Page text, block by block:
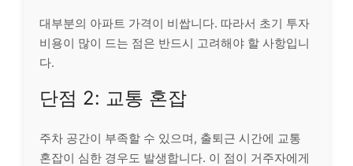
대부분의 아파트 가격이 비쌉니다. 따라서 초기 투자
비용이 많이 드는 점은 반드시 고려해야 할 사항입니
다.
단점 2: 교통 혼잡
주차 공간이 부족할 수 있으며, 출퇴근 시간에 교통
혼잡이 심한 경우도 발생합니다. 이 점이 거주자에게